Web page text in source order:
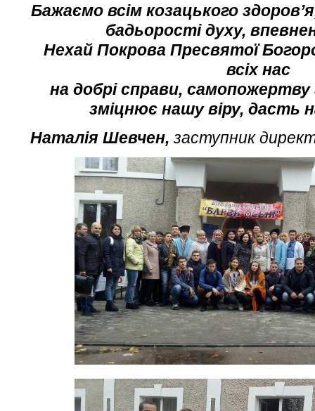
Бажаємо всім козацького
бадьорості духу,
Нехай Покрова Пресвятої
всіх нас
на добрі справи,
зміцнює нашу віру, дасть
Наталія Шевчен, заступник